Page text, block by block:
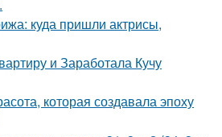
куда пришли актрисы,
и Заработала Кучу
которая создавала эпоху